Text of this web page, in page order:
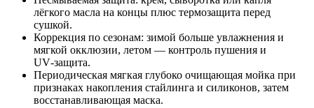
лёгкого масла на концы плюс термозащита перед
сушкой.
Коррекция по сезонам: зимой больше увлажнения и
мягкой окклюзии, летом — контроль пушения и
UV‑защита.
Периодическая мягкая глубоко очищающая мойка при
признаках накопления стайлинга и силиконов, затем
восстанавливающая маска.